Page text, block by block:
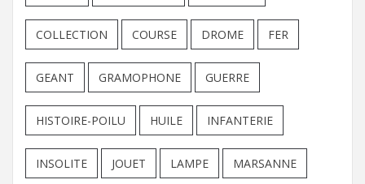
COLLECTION COURSE DROME FER
GEANT GRAMOPHONE GUERRE
HISTOIRE-POILU HUILE INFANTERIE
INSOLITE JOUET LAMPE MARSANNE